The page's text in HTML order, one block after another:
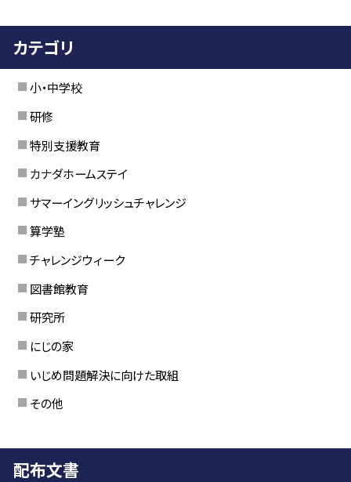
カテゴリ
小・中学校
研修
特別支援教育
カナダホームステイ
サマーイングリッシュチャレンジ
算学塾
チャレンジウィーク
図書館教育
研究所
にじの家
いじめ問題解決に向けた取組
その他
配布文書